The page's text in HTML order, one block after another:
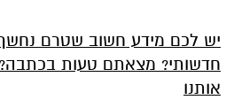
יש לכם מידע חשוב שטרם
חדשותי? מצאתם טעות
אותנו